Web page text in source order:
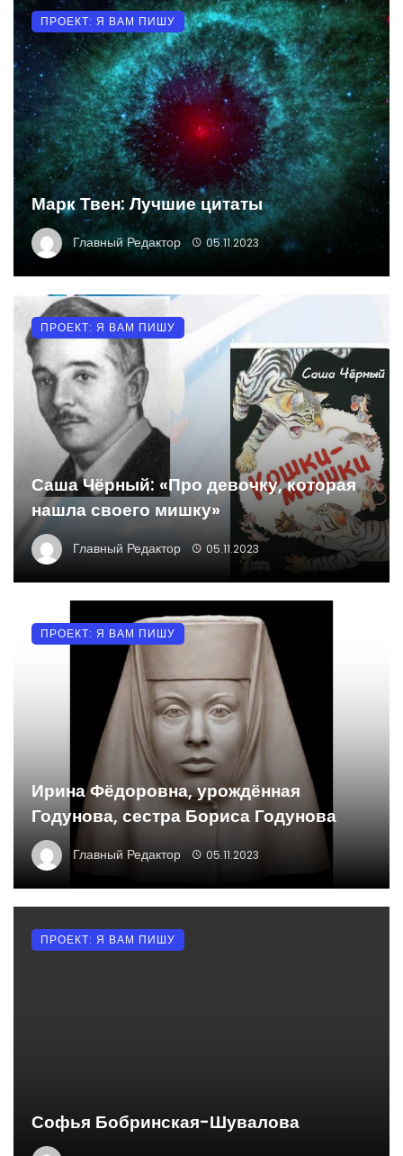
Марк Твен: Лучшие цитаты
Главный Редактор 05.11.2023
ПРОЕКТ: Я ВАМ ПИШУ
Саша Чёрный: «Про девочку, которая
нашла своего мишку»
Главный Редактор 05.11.2023
ПРОЕКТ: Я ВАМ ПИШУ
Ирина Фёдоровна, урождённая
Годунова, сестра Бориса Годунова
Главный Редактор 05.11.2023
ПРОЕКТ: Я ВАМ ПИШУ
Софья Бобринская-Шувалова
ПРОЕКТ: Я ВАМ ПИШУ